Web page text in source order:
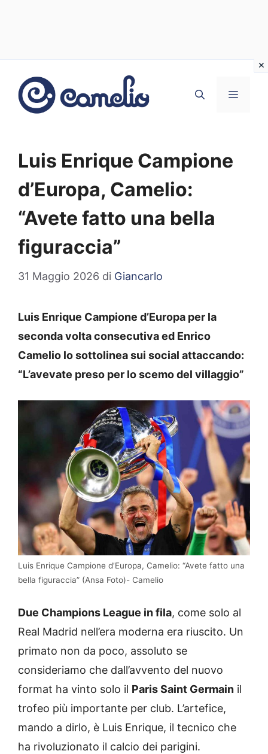
contenuto
MENU
Luis Enrique Campione
d’Europa, Camelio:
“Avete fatto una bella
figuraccia”
31 Maggio 2026 di Giancarlo
Luis Enrique Campione d’Europa per la
seconda volta consecutiva ed Enrico
Camelio lo sottolinea sui social attaccando:
“L’avevate preso per lo scemo del villaggio”
Luis Enrique Campione d’Europa, Camelio: “Avete fatto una
bella figuraccia” (Ansa Foto)- Camelio
Due Champions League in fila, come solo al
Real Madrid nell’era moderna era riuscito. Un
primato non da poco, assoluto se
consideriamo che dall’avvento del nuovo
format ha vinto solo il Paris Saint Germain il
trofeo più importante per club. L’artefice,
mando a dirlo, è Luis Enrique, il tecnico che
ha rivoluzionato il calcio dei parigini.